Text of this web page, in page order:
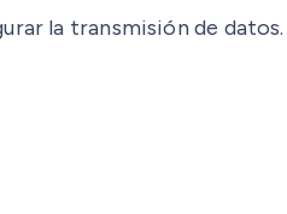
la transmisión de datos.